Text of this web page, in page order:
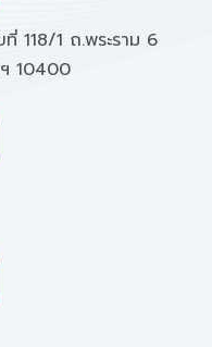
118/1 ถ.พระราม 6
10400